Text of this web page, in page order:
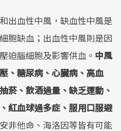
出血性中風，缺血性中風是
胞缺血；出血性中風則是因
迫腦細胞及影響供血。 中風
、糖尿病、心臟病、高血
菸、飲酒過量、缺乏運動、
紅血球過多症、服用口服避
非他命、海洛因等皆有可能